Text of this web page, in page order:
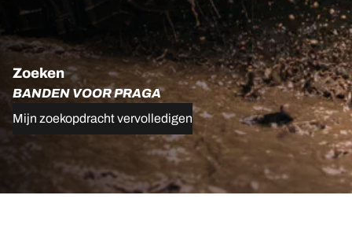
Zoeken
BANDEN VOOR PRAGA
Mijn zoekopdracht vervolledigen